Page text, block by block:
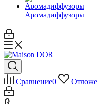
Аромадиффузоры
Сравнение0